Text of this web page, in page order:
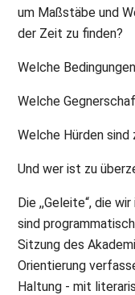
um Maßstäbe und
der Zeit zu finden?
Welche
Welche
Welche Hürden sind
Und wer ist zu
Die ,,Geleite“, die
sind
Sitzung des
Orientierung
Haltung - mit